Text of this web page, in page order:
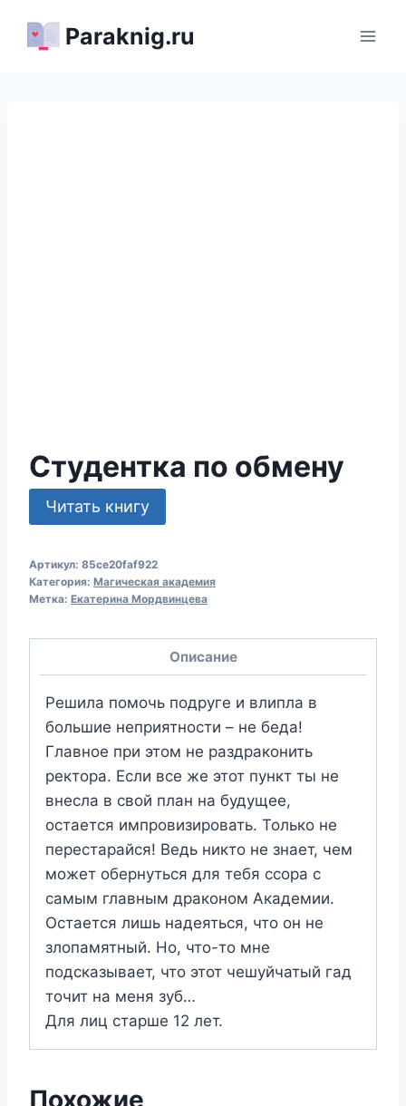
Paraknig.ru
Студентка по обмену
Читать книгу
Артикул: 85ce20faf922
Категория: Магическая академия
Метка: Екатерина Мордвинцева
Описание
Решила помочь подруге и влипла в
большие неприятности – не беда!
Главное при этом не раздраконить
ректора. Если все же этот пункт ты не
внесла в свой план на будущее,
остается импровизировать. Только не
перестарайся! Ведь никто не знает, чем
может обернуться для тебя ссора с
самым главным драконом Академии.
Остается лишь надеяться, что он не
злопамятный. Но, что-то мне
подсказывает, что этот чешуйчатый гад
точит на меня зуб…
Для лиц старше 12 лет.